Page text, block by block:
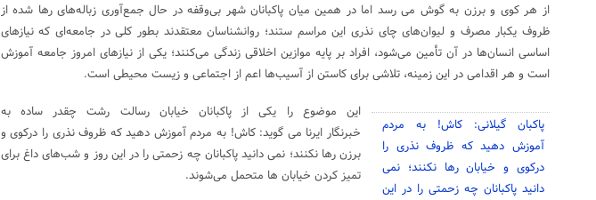
از هر کوی و برزن به گوش می رسد اما در همین میان پاکبانان شهر بی‌وقفه در حال جمع‌آوری زباله‌های رها شده از
ظروف یکبار مصرف و لیوان‌های چای نذری این مراسم ستند؛ روانشناسان معتقدند بطور کلی در جامعه‌ای که نیازهای
اساسی انسان‌ها در آن تأمین می‌شود، افراد بر پایه موازین اخلاقی زندگی می‌کنند؛ یکی از نیازهای امروز جامعه آموزش
است و هر اقدامی در این زمینه، تلاشی برای کاستن از آسیب‌ها اعم از اجتماعی و زیست محیطی است.
پاکبان گیلانی: کاش! به مردم
آموزش دهید که ظروف نذری را
درکوی و خیابان رها نکنند؛ نمی
دانید پاکبانان چه زحمتی را در این
این موضوع را یکی از پاکبانان خیابان رسالت رشت چقدر ساده به
خبرنگار ایرنا می گوید: کاش! به مردم آموزش دهید که ظروف نذری را درکوی و
برزن رها نکنند؛ نمی دانید پاکبانان چه زحمتی را در این روز و شب‌های داغ برای
تمیز کردن خیابان ها متحمل می‌شوند.